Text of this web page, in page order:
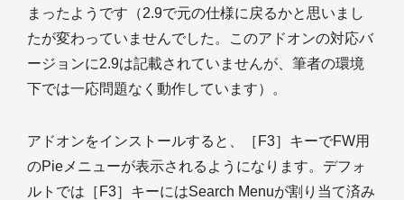
まったようです（2.9で元の仕様に戻るかと思いまし
たが変わっていませんでした。このアドオンの対応バ
ージョンに2.9は記載されていませんが、筆者の環境
下では一応問題なく動作しています）。
アドオンをインストールすると、［F3］キーでFW用
のPieメニューが表示されるようになります。デフォ
ルトでは［F3］キーにはSearch Menuが割り当て済み